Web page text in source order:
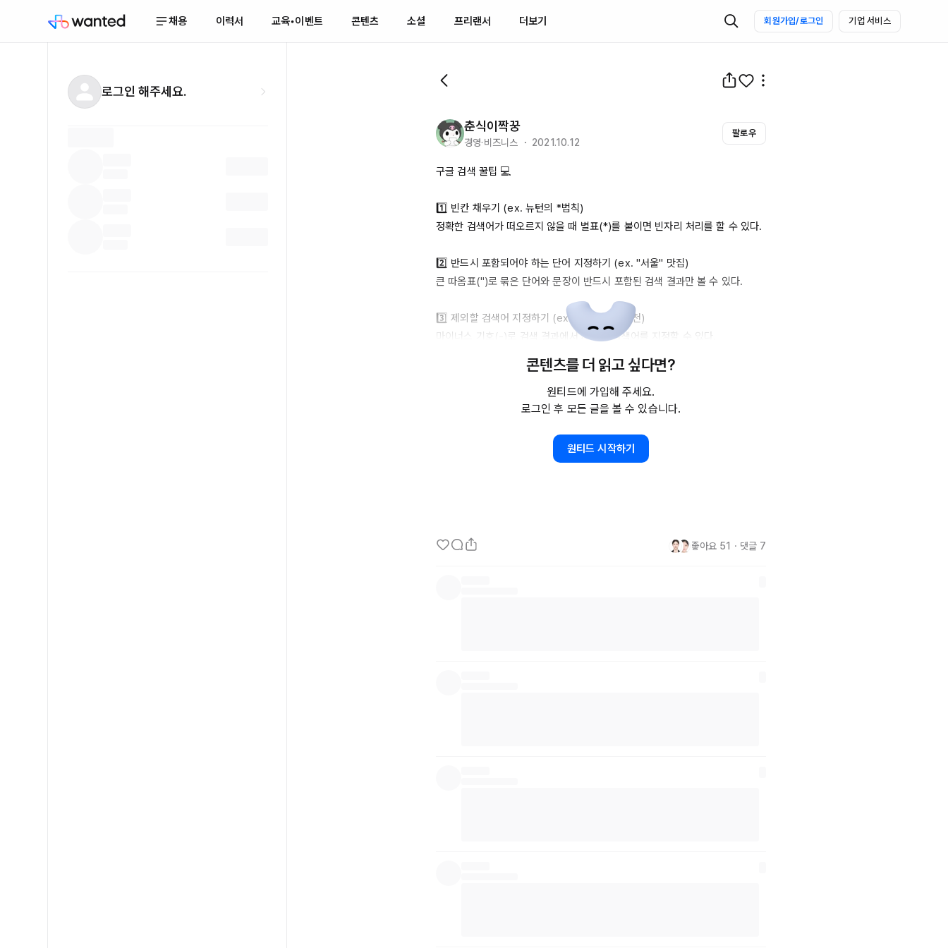
채용 이력서 교육•이벤트 콘텐츠 소셜 프리랜서 더보기 회원가입/로그인 기업 서비스
로그인 해주세요.
춘식이짝꿍
경영·비즈니스 ・ 2021.10.12
팔로우
구글 검색 꿀팁 💻
1️⃣ 빈칸 채우기 (ex. 뉴턴의 *법칙)
정확한 검색어가 떠오르지 않을 때 별표(*)를 붙이면 빈자리 처리를 할 수 있다.
2️⃣ 반드시 포함되어야 하는 단어 지정하기 (ex. "서울" 맛집)
큰 따옴표(")로 묶은 단어와 문장이 반드시 포함된 검색 결과만 볼 수 있다.
3️⃣ 제외할 검색어 지정하기 (ex. 감성 카페 -추천)
마이너스 기호(-)로 검색 결과에서 제외할 검색어를 지정할 수 있다.
여러개 키워드 동시 검색 (ex. "족발" or "보쌈")
키워드 사이에 (or) 을 넣으면 두 개 이상의 키워드가 동시에 검색된다.
숫자 사이에 마침표 두 개(..)를 입력하면 숫자 범위 내의 검색 결과를 보여준다.
콘텐츠를 더 읽고 싶다면?
원티드에 가입해 주세요.
로그인 후 모든 글을 볼 수 있습니다.
원티드 시작하기
좋아요 51 ・ 댓글 7